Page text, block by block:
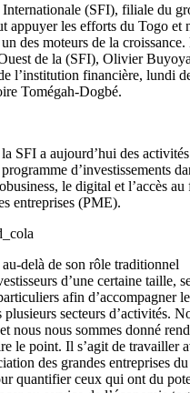
(SFI), filiale du
appuyer les efforts du Togo et
des moteurs de la croissance.
de la (SFI), OlivierBuyoya
l’institution financière, lundi
Tomégah-Dogbé.
SFI a aujourd’hui des
d’investissements
le digital et l’accès
entreprises (PME).
au-delà de son rôle traditionnel
d’une certaine taille,
afin d’accompagner
secteurs d’activités.
nous nous sommes donné
le point. Il s’agit de travailler
des grandes entreprises
quantifier ceux qui ont du